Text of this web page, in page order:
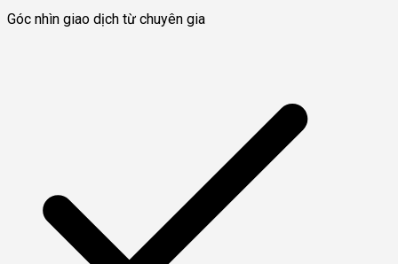
Góc nhìn giao dịch từ chuyên gia